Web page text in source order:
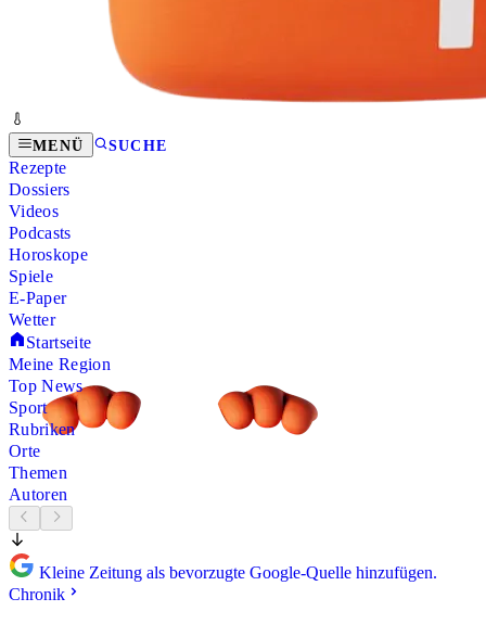
MENÜ SUCHE
Rezepte
Dossiers
Videos
Podcasts
Horoskope
Spiele
E-Paper
Wetter
Startseite
Meine Region
Top News
Sport
Rubriken
Orte
Themen
Autoren
Kleine Zeitung als bevorzugte Google-Quelle hinzufügen.
Chronik